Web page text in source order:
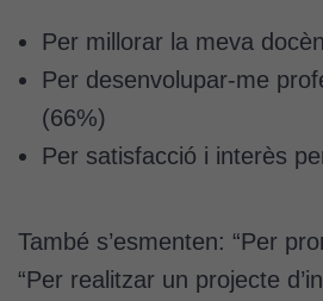
Per millorar la meva
Per desenvolupar-me
(66%)
Per satisfacció i interès
També s’esmenten: “Per
“Per realitzar un projecte